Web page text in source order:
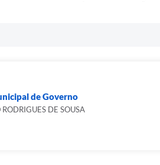
de Governo
DE SOUSA